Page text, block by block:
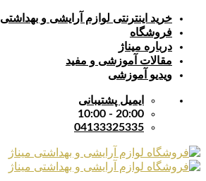
Skip
content
خرید اینترنتی لوازم آرایشی و بهداشتی
فروشگاه
درباره میناژ
مقالات آموزشی و مفید
ویدیو آموزشی
ایمیل پشتیبانی
20:00 - 10:00
04133325335